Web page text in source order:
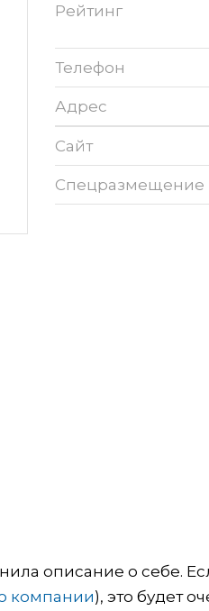
Рейтинг
Телефон
Адрес
Сайт
Спецразмещение
описание о себе.
компании), это будет